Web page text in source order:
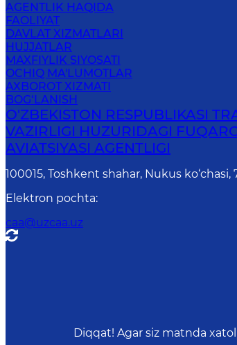
AGENTLIK HAQIDA
FAOLIYAT
DAVLAT XIZMATLARI
HUJJATLAR
MAXFIYLIK SIYOSATI
OCHIQ MA'LUMOTLAR
AXBOROT XIZMATI
BOG‘LANISH
O'ZBEKISTON RESPUBLIKASI
VAZIRLIGI HUZURIDAGI
AVIATSIYASI AGENTLIGI
100015, Toshkent shahar, Nukus ko‘chasi,
Elektron pochta:
caa@uzcaa.uz
Diqqat! Agar siz matnda